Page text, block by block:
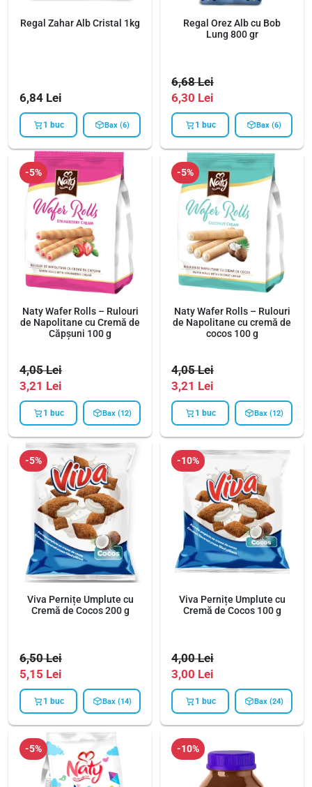
Regal Zahar Alb Cristal 1kg
6,84 Lei
1 buc Bax (6)
Regal Orez Alb cu Bob
Lung 800 gr
6,68Lei
6,30 Lei
1 buc Bax (6)
-5%
Naty Wafer Rolls – Rulouri
de Napolitane cu Cremă de
Căpșuni 100 g
4,05Lei
3,21 Lei
1 buc Bax (12)
-5%
Naty Wafer Rolls – Rulouri
de Napolitane cu cremă de
cocos 100 g
4,05Lei
3,21 Lei
1 buc Bax (12)
-5%
Viva Pernițe Umplute cu
Cremă de Cocos 200 g
6,50Lei
5,15 Lei
1 buc Bax (14)
-10%
Viva Pernițe Umplute cu
Cremă de Cocos 100 g
4,00Lei
3,00 Lei
1 buc Bax (24)
-5% -10%